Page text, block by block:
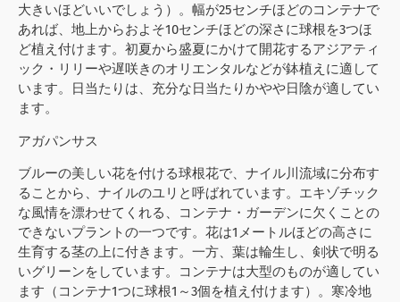
大きいほどいいでしょう）。幅が25センチほどのコンテナで
あれば、地上からおよそ10センチほどの深さに球根を3つほ
ど植え付けます。初夏から盛夏にかけて開花するアジアティ
ック・リリーや遅咲きのオリエンタルなどが鉢植えに適して
います。日当たりは、充分な日当たりかやや日陰が適してい
ます。
アガパンサス
ブルーの美しい花を付ける球根花で、ナイル川流域に分布す
ることから、ナイルのユリと呼ばれています。エキゾチック
な風情を漂わせてくれる、コンテナ・ガーデンに欠くことの
できないプラントの一つです。花は1メートルほどの高さに
生育する茎の上に付きます。一方、葉は輪生し、剣状で明る
いグリーンをしています。コンテナは大型のものが適してい
ます（コンテナ1つに球根1～3個を植え付けます）。寒冷地